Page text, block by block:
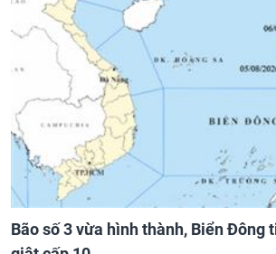
Bão số 3 vừa hình thành, Biển Đông